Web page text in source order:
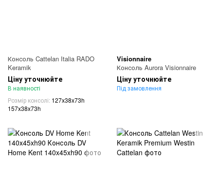
Консоль Cattelan Italia RADO
Keramik
Ціну уточнюйте
В наявності
Розмір консолі 127x38x73h
157x38x73h
Visionnaire
Консоль Aurora Visionnaire
Ціну уточнюйте
Під замовлення